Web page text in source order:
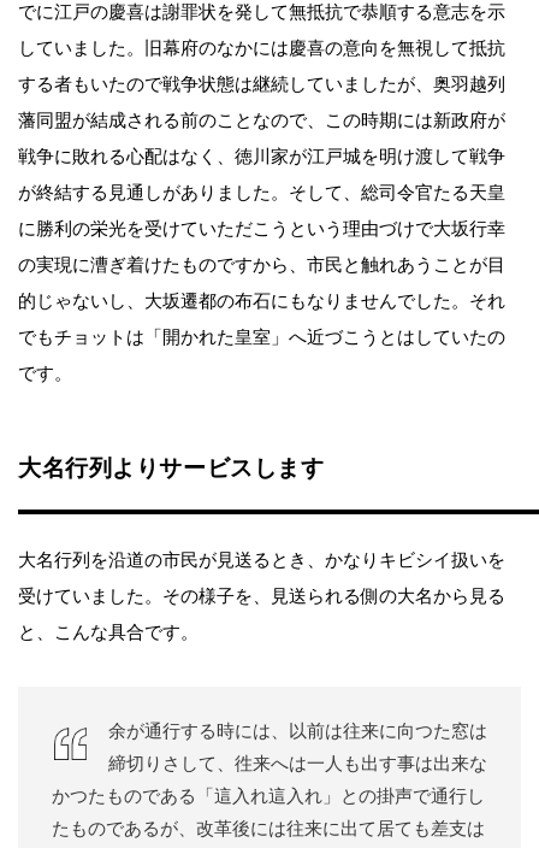
でに江戸の慶喜は謝罪状を発して無抵抗で恭順する意志を示
していました。旧幕府のなかには慶喜の意向を無視して抵抗
する者もいたので戦争状態は継続していましたが、奥羽越列
藩同盟が結成される前のことなので、この時期には新政府が
戦争に敗れる心配はなく、徳川家が江戸城を明け渡して戦争
が終結する見通しがありました。そして、総司令官たる天皇
に勝利の栄光を受けていただこうという理由づけで大坂行幸
の実現に漕ぎ着けたものですから、市民と触れあうことが目
的じゃないし、大坂遷都の布石にもなりませんでした。それ
でもチョットは「開かれた皇室」へ近づこうとはしていたの
です。
大名行列よりサービスします
大名行列を沿道の市民が見送るとき、かなりキビシイ扱いを
受けていました。その様子を、見送られる側の大名から見る
と、こんな具合です。
余が通行する時には、以前は往来に向つた窓は
締切りさして、徃来へは一人も出す事は出来な
かつたものである「這入れ這入れ」との掛声で通行し
たものであるが、改革後には往来に出て居ても差支は